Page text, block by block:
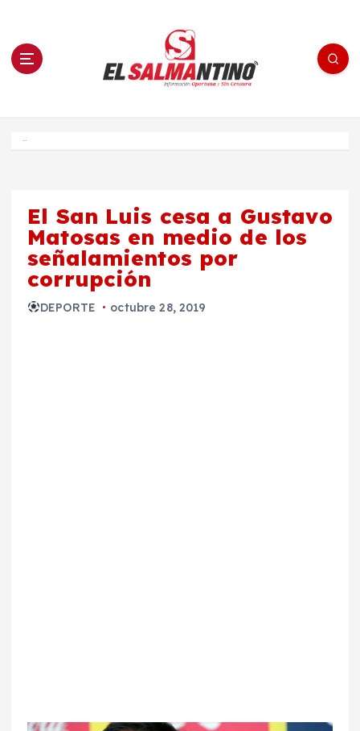
n El Salmantino - medios/noticias/editorial
El San Luis cesa a Gustavo
Matosas en medio de los
señalamientos por
corrupción
DEPORTE octubre 28, 2019